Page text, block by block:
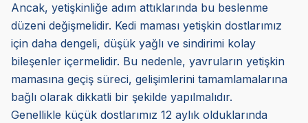
Ancak, yetişkinliğe adım attıklarında bu beslenme
düzeni değişmelidir. Kedi maması yetişkin dostlarımız
için daha dengeli, düşük yağlı ve sindirimi kolay
bileşenler içermelidir. Bu nedenle, yavruların yetişkin
mamasına geçiş süreci, gelişimlerini tamamlamalarına
bağlı olarak dikkatli bir şekilde yapılmalıdır.
Genellikle küçük dostlarımız 12 aylık olduklarında